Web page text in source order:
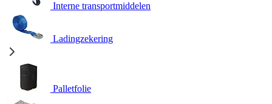
Interne transportmiddelen
Ladingzekering
Palletfolie